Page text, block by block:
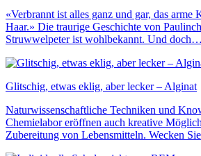
«Verbrannt ist alles ganz und gar, das arme
Haar.» Die traurige Geschichte von
Struwwelpeter ist wohlbekannt. Und doch…
Glitschig, etwas eklig, aber lecker – Alginat
Naturwissenschaftliche Techniken und
Chemielabor eröffnen auch kreative
Zubereitung von Lebensmitteln. Wecken